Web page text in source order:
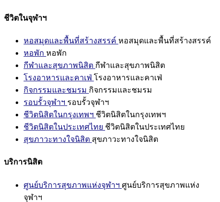
ชีวิตในจุฬาฯ
หอสมุดและพื้นที่สร้างสรรค์ หอสมุดและพื้นที่สร้างสรรค์
หอพัก หอพัก
กีฬาและสุขภาพนิสิต กีฬาและสุขภาพนิสิต
โรงอาหารและคาเฟ่ โรงอาหารและคาเฟ่
กิจกรรมและชมรม กิจกรรมและชมรม
รอบรั้วจุฬาฯ รอบรั้วจุฬาฯ
ชีวิตนิสิตในกรุงเทพฯ ชีวิตนิสิตในกรุงเทพฯ
ชีวิตนิสิตในประเทศไทย ชีวิตนิสิตในประเทศไทย
สุขภาวะทางใจนิสิต สุขภาวะทางใจนิสิต
บริการนิสิต
ศูนย์บริการสุขภาพแห่งจุฬาฯ ศูนย์บริการสุขภาพแห่ง
จุฬาฯ